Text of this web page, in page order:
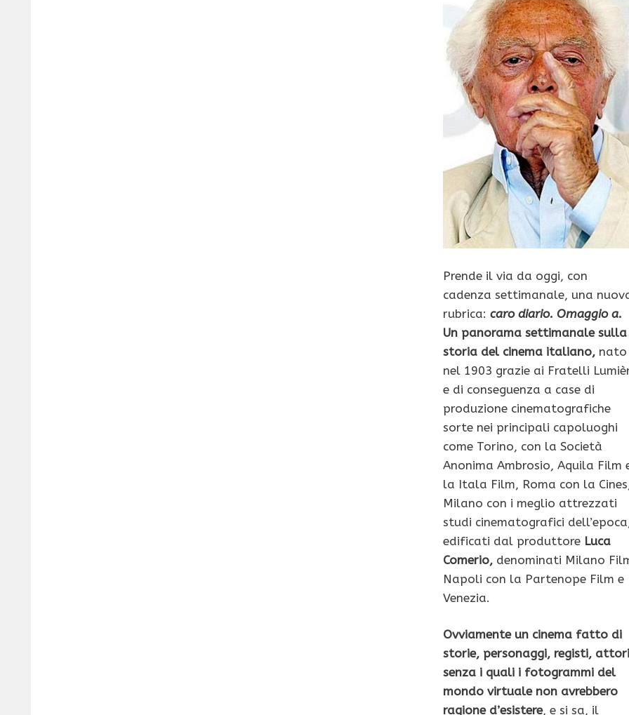
Prende il via da oggi, con
cadenza settimanale, una
rubrica: caro diario. Omaggio a.
Un panorama settimanale sulla
storia del cinema italiano, nato
nel 1903 grazie ai Fratelli
e di conseguenza a case di
produzione cinematografiche
sorte nei principali capoluoghi
come Torino, con la Società
Anonima Ambrosio, Aquila Film
la Itala Film, Roma con la
Milano con i meglio attrezzati
studi cinematografici
edificati dal produttore Luca
Comerio, denominati Milano
Napoli con la Partenope Film e
Venezia.
Ovviamente un cinema fatto di
storie, personaggi, registi, attori
senza i quali i fotogrammi del
mondo virtuale non avrebbero
ragione d’esistere, e si sa, il